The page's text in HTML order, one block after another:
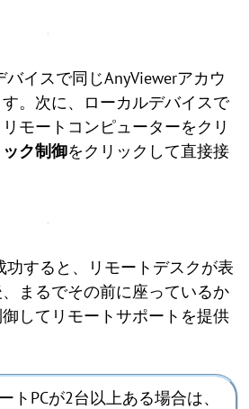
イスで同じAnyViewerアカウ
。次に、ローカルデバイスで
モートコンピューターをクリ
ク制御をクリックして直接接
功すると、リモートデスクが表
まるでその前に座っているか
してリモートサポートを提供
トPCが2台以上ある場合は、